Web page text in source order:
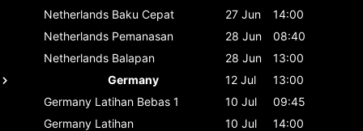
Netherlands Baku Cepat 27 Jun
14:00
Netherlands Pemanasan 28 Jun
08:40
Netherlands Balapan 28 Jun
13:00
Germany
12 Jul
13:00
Germany Latihan Bebas 1 10 Jul
09:45
Germany Latihan 10 Jul
14:00